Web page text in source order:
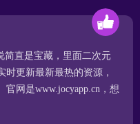
简直是宝藏，里面二次元
更新最新最热的资源，
网是www.jocyapp.cn，想